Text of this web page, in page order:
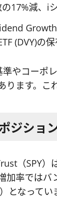
17%減、iシ
Growth
(DVY)の
準やコーポ
ります。こ
ジショ
（SPY
加率ではバ
となって